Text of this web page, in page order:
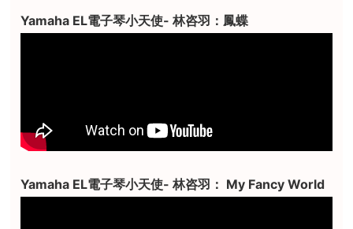
Yamaha EL電子琴小天使- 林咨羽：鳳蝶
Yamaha EL電子琴小天使- 林咨羽： My Fancy World